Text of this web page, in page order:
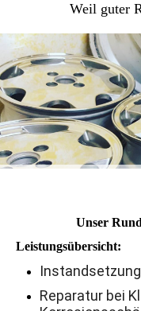
Weil guter
Unser
Leistungsübersicht:
Reparatur bei